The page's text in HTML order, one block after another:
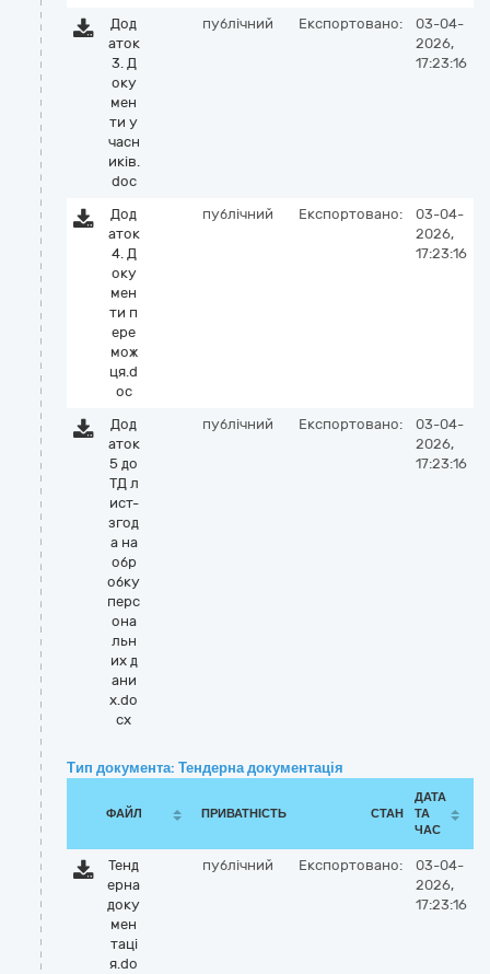
Дод
аток
3. Д
оку
мен
ти у
часн
иків.
doc
публічний Експортовано:
03-04-
2026,
17:23:16
Дод
аток
4. Д
оку
мен
ти п
ере
мож
ця.d
oc
публічний Експортовано:
03-04-
2026,
17:23:16
Дод
аток
5 до
ТД л
ист-
згод
а на
обр
обку
перс
она
льн
их д
ани
х.do
cx
публічний Експортовано:
03-04-
2026,
17:23:16
Тип документа: Тендерна документація
ФАЙЛ ПРИВАТНІСТЬ СТАН
ДАТА
ТА
ЧАС
Тенд
ерна
доку
мен
таці
я.do
публічний Експортовано:
03-04-
2026,
17:23:16